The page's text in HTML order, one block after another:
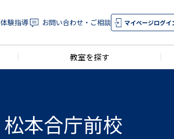
験指導 お問い合わせ・ご相談 マイページログイ
教室を探す
松本合庁前校